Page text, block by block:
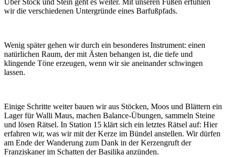
Über Stock und Stein geht es weiter. Mit unseren Füßen erfühlen
wir die verschiedenen Untergründe eines Barfußpfads.
Wenig später gehen wir durch ein besonderes Instrument: einen
natürlichen Raum, der mit Ästen behangen ist, die tiefe und
klingende Töne erzeugen, wenn wir sie aneinander schwingen
lassen.
Einige Schritte weiter bauen wir aus Stöcken, Moos und Blättern ein
Lager für Walli Maus, machen Balance-Übungen, sammeln Steine
und lösen Rätsel. In Station 15 klärt sich ein letztes Rätsel auf: Hier
erfahren wir, was wir mit der Kerze im Bündel anstellen. Wir dürfen
am Ende der Wanderung zum Dank in der Kerzengruft der
Franziskaner im Schatten der Basilika anzünden.